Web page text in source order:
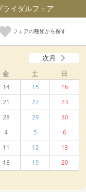
ライダルフェア
フェアの種類から探す
次月
金 土 日
14 15
16
21 22
23
28 29
30
4 5
6
11 12
13
18 19 20